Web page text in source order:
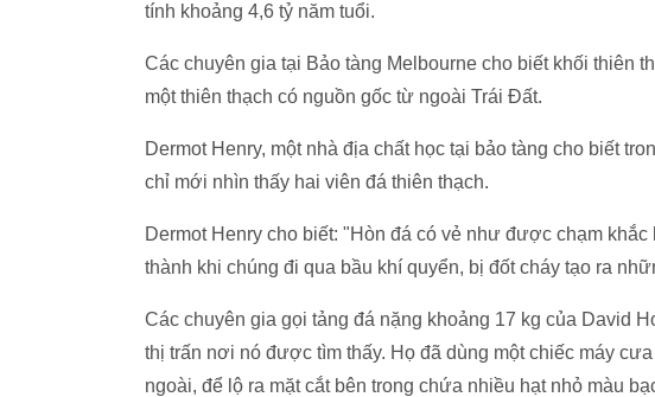
tính khoảng 4,6 tỷ năm tuổi.
Các chuyên gia tại Bảo tàng Melbourne cho biết khối thiên
một thiên thạch có nguồn gốc từ ngoài Trái Đất.
Dermot Henry, một nhà địa chất học tại bảo tàng cho biết
chỉ mới nhìn thấy hai viên đá thiên thạch.
Dermot Henry cho biết: "Hòn đá có vẻ như được chạm
thành khi chúng đi qua bầu khí quyển, bị đốt cháy tạo ra
Các chuyên gia gọi tảng đá nặng khoảng 17 kg của David
thị trấn nơi nó được tìm thấy. Họ đã dùng một chiếc máy
ngoài, để lộ ra mặt cắt bên trong chứa nhiều hạt nhỏ màu